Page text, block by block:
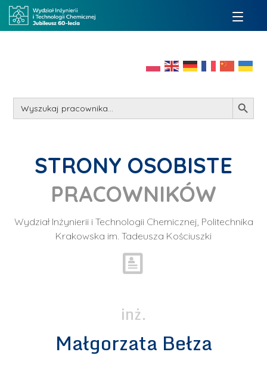
Search
for:
Search Button
STRONY OSOBISTE
PRACOWNIKÓW
Wydział Inżynierii i Technologii Chemicznej, Politechnika
Krakowska im. Tadeusza Kościuszki
inż.
Małgorzata Bełza